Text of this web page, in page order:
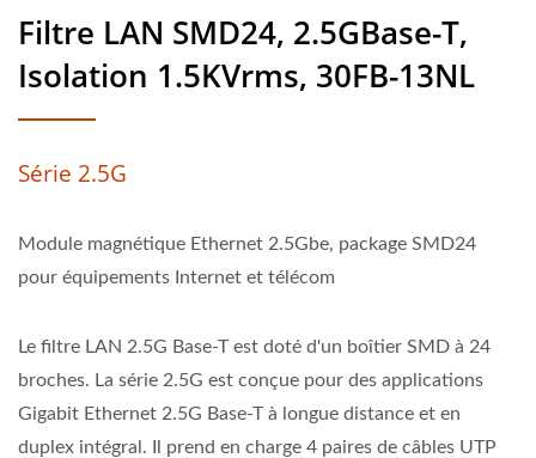
Filtre LAN SMD24, 2.5GBase-T,
Isolation 1.5KVrms, 30FB-13NL
Série 2.5G
Module magnétique Ethernet 2.5Gbe, package SMD24
pour équipements Internet et télécom
Le filtre LAN 2.5G Base-T est doté d'un boîtier SMD à 24
broches. La série 2.5G est conçue pour des applications
Gigabit Ethernet 2.5G Base-T à longue distance et en
duplex intégral. Il prend en charge 4 paires de câbles UTP